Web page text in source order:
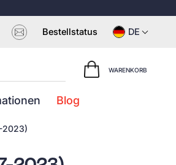
Bestellstatus DE
WARENKORB
Blog
2023)